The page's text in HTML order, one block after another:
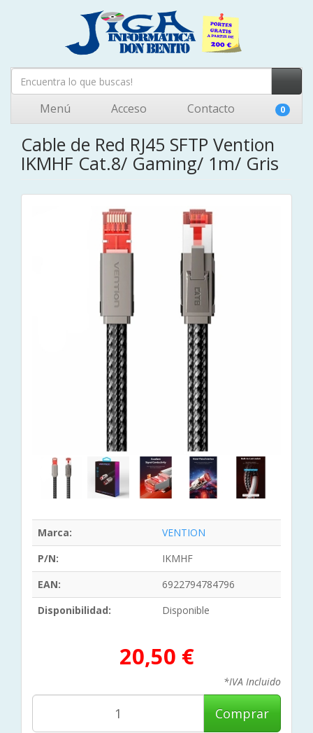
Menú Acceso Contacto 0
Cable de Red RJ45 SFTP Vention
IKMHF Cat.8/ Gaming/ 1m/ Gris
Marca:
VENTION
P/N:
IKMHF
EAN:
6922794784796
Disponibilidad:
Disponible
20,50 €
*IVA Incluido
Comprar